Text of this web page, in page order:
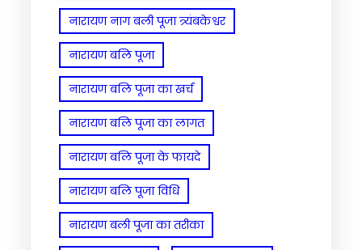
नारायण नाग बली पूजा त्र्यंबकेश्वर
नारायण बलि पूजा
नारायण बलि पूजा का खर्च
नारायण बलि पूजा का लागत
नारायण बलि पूजा के फायदे
नारायण बलि पूजा विधि
नारायण बली पूजा का तरीका